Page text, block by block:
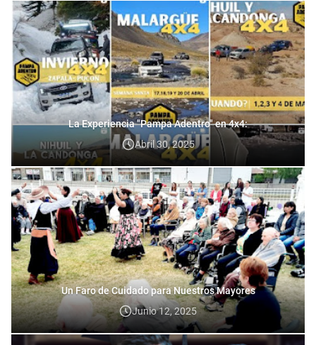
La Experiencia "Pampa Adentro" en 4x4:
Abril 30, 2025
Un Faro de Cuidado para Nuestros Mayores
Junio 12, 2025